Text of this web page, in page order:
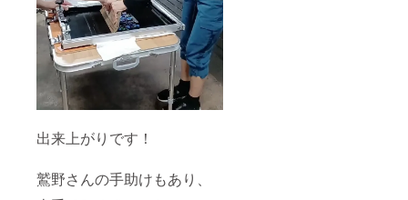
出来上がりです！
鷲野さんの手助けもあり、